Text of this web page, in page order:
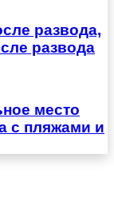
развода,
развода
место
с пляжами и